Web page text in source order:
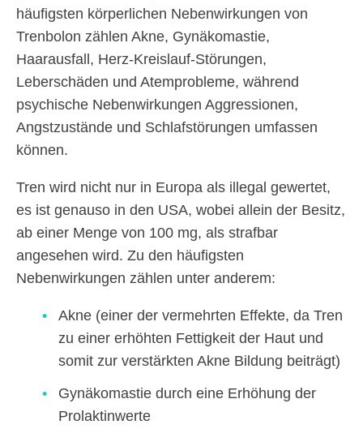
häufigsten körperlichen Nebenwirkungen von
Trenbolon zählen Akne, Gynäkomastie,
Haarausfall, Herz-Kreislauf-Störungen,
Leberschäden und Atemprobleme, während
psychische Nebenwirkungen Aggressionen,
Angstzustände und Schlafstörungen umfassen
können.
Tren wird nicht nur in Europa als illegal gewertet,
es ist genauso in den USA, wobei allein der Besitz,
ab einer Menge von 100 mg, als strafbar
angesehen wird. Zu den häufigsten
Nebenwirkungen zählen unter anderem:
Akne (einer der vermehrten Effekte, da Tren
zu einer erhöhten Fettigkeit der Haut und
somit zur verstärkten Akne Bildung beiträgt)
Gynäkomastie durch eine Erhöhung der
Prolaktinwerte